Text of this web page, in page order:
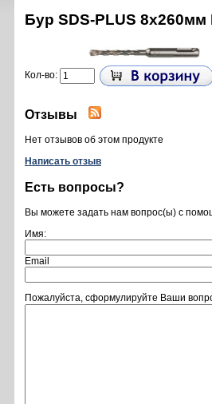
Бур SDS-PLUS 8х260мм
Кол-во:
Отзывы
Нет отзывов об этом продукте
Написать отзыв
Есть вопросы?
Вы можете задать нам вопрос(ы) с
Имя:
Email
Пожалуйста, сформулируйте Ваши